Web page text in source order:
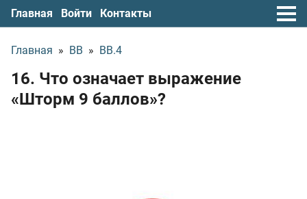
Главная Войти Контакты
Главная » ВВ » ВВ.4
16. Что означает выражение
«Шторм 9 баллов»?